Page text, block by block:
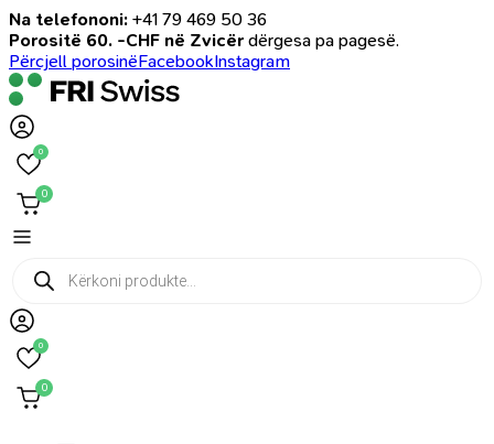
Na telefononi: +41 79 469 50 36
Porositë 60. -CHF në Zvicër dërgesa pa pagesë.
Përcjell porosinëFacebookInstagram
0
0
Products
search
0
0